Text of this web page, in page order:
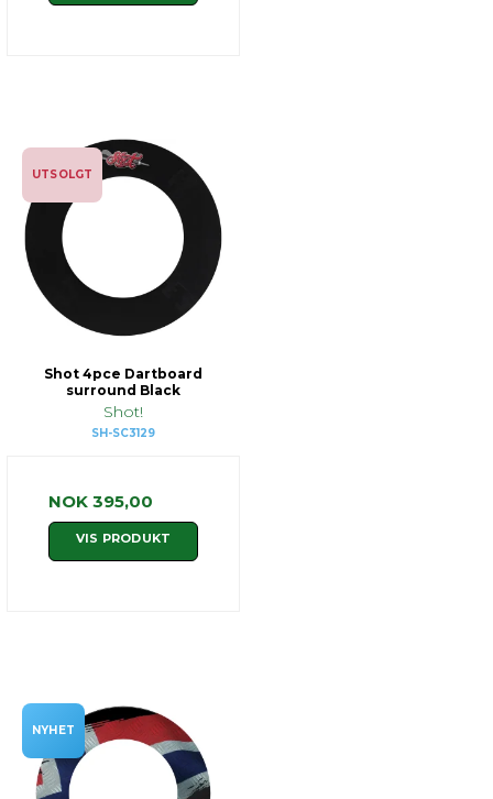
UTSOLGT
Shot 4pce Dartboard
surround Black
Shot!
SH-SC3129
NOK 395,00
VIS PRODUKT
NYHET